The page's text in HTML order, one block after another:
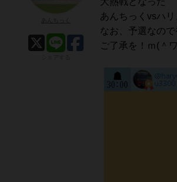
あんちっくvsハ
なお、予選なの
ご了承を！ｍ(＾